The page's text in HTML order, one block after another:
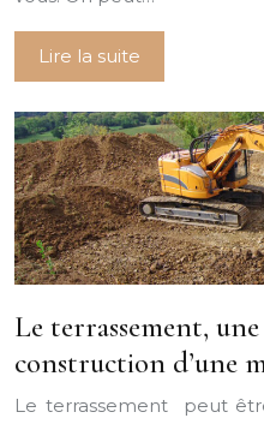
Lire la suite
Le terrassement,
construction d’une
Le terrassement peut